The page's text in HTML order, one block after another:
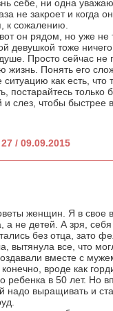
себе, ни одна
не закроет и когда
к сожалению.
он рядом, но уже не
девушкой тоже
Просто сейчас не
жизнь. Понять его
как есть, что
постарайтесь только
и слез, чтобы быстрее
/ 09.09.2015
женщин. Я в свое
а не детей. А зря, себя
без отца, зато
вытянула все, что
вместе с
вроде как
ребенка в 50 лет. Но
надо выращивать и